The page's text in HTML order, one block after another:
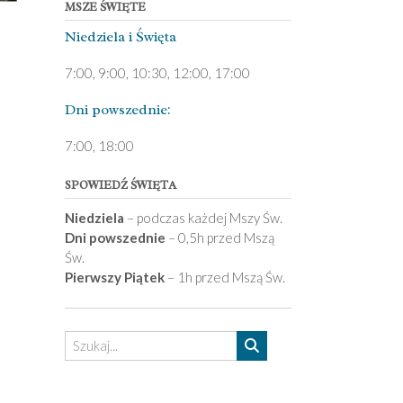
MSZE ŚWIĘTE
Niedziela ­i Święta
7:00, 9:00, 10:30, 12:00, 17:00
Dni pows­zednie:
7­:00, 18:00­
SPOWIEDŹ ŚWIĘTA
Niedziela – podczas każdej Mszy Św.
Dni powszednie – 0,5h przed Mszą
Św.
Pierwszy Piątek– 1h przed Mszą Św.